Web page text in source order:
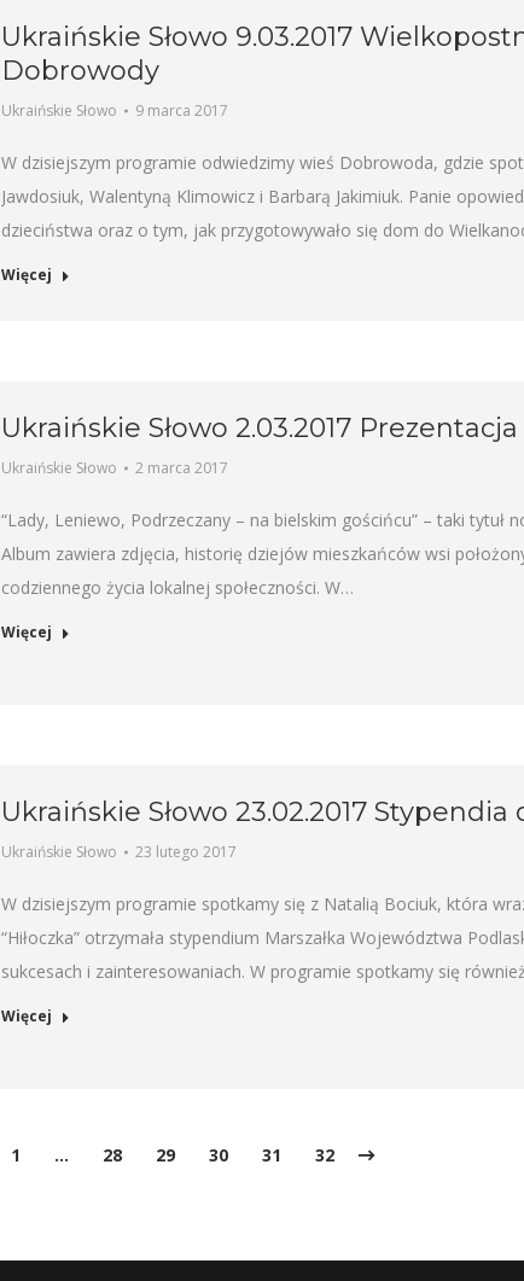
Ukraińskie Słowo 9.03.2017
Dobrowody
Ukraińskie Słowo 9 marca 2017
W dzisiejszym programie odwiedzimy wieś Dobrowoda, gdzie
Jawdosiuk, Walentyną Klimowicz i Barbarą Jakimiuk. Panie
dzieciństwa oraz o tym, jak przygotowywało się dom do
Więcej
Ukraińskie Słowo 2.03.2017
Ukraińskie Słowo 2 marca 2017
“Lady, Leniewo, Podrzeczany – na bielskim gościńcu” – taki tytuł
Album zawiera zdjęcia, historię dziejów mieszkańców wsi
codziennego życia lokalnej społeczności. W…
Więcej
Ukraińskie Słowo 23.02.2017 Stypendia
Ukraińskie Słowo 23 lutego 2017
W dzisiejszym programie spotkamy się z Natalią Bociuk, która
“Hiłoczka” otrzymała stypendium Marszałka Województwa
sukcesach i zainteresowaniach. W programie spotkamy się
Więcej
1 … 28 29 30 31 32